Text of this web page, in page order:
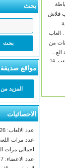
فلاش
. العاب
من
(مرات اللعب: 14
بحث
مواقع صديقة
المزيد من
الاحصائيات
عدد الالعاب: 426
عدد مرات اللعب
اجمالى مرات اللعب: 9
عدد الاعضاء: 7